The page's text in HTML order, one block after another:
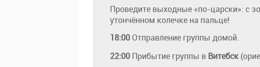
Проведите выходные «по-царски»: с
утончённом колечке на пальце!
18:00 Отправление группы домой.
22:00 Прибытие группы в Витебск